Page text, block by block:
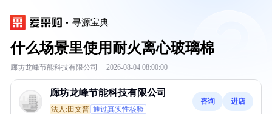
寻源宝典
什么场景里使用耐火离心玻璃棉
廊坊龙峰节能科技有限公司 · 2026-08-04 08:00:00
廊坊龙峰节能科技有限公司
法人:田文普 通过真实性核验
咨询 进店